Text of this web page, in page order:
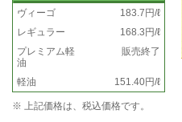
ヴィーゴ
183.7円/ℓ
レギュラー
168.3円/ℓ
プレミアム軽
油
販売終了
軽油 151.40円/ℓ
※ 上記価格は、税込価格です。